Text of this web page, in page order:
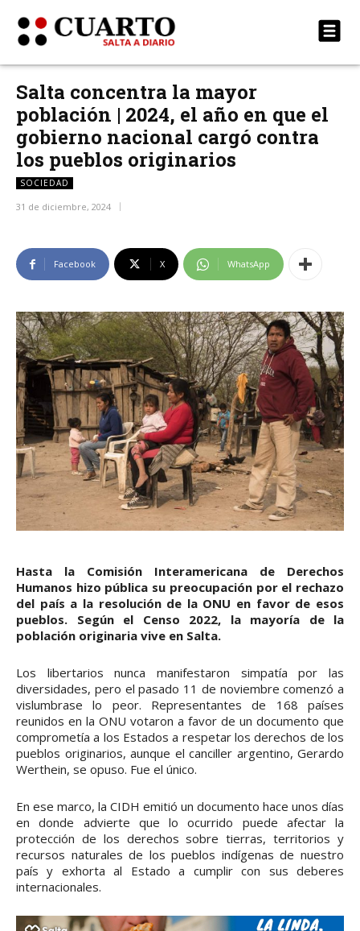
Salta concentra la mayor
población | 2024, el año en que el
gobierno nacional cargó contra
los pueblos originarios
SOCIEDAD
31 de diciembre, 2024
Facebook X WhatsApp
Hasta la Comisión Interamericana de Derechos
Humanos hizo pública su preocupación por el rechazo
del país a la resolución de la ONU en favor de esos
pueblos. Según el Censo 2022, la mayoría de la
población originaria vive en Salta.
Los libertarios nunca manifestaron simpatía por las
diversidades, pero el pasado 11 de noviembre comenzó a
vislumbrase lo peor. Representantes de 168 países
reunidos en la ONU votaron a favor de un documento que
comprometía a los Estados a respetar los derechos de los
pueblos originarios, aunque el canciller argentino, Gerardo
Werthein, se opuso. Fue el único.
En ese marco, la CIDH emitió un documento hace unos días
en donde advierte que lo ocurrido puede afectar la
protección de los derechos sobre tierras, territorios y
recursos naturales de los pueblos indígenas de nuestro
país y exhorta al Estado a cumplir con sus deberes
internacionales.